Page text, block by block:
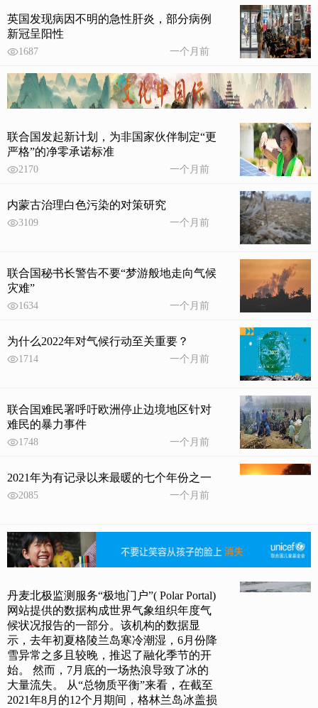
英国发现病因不明的急性肝炎，部分病例
新冠呈阳性
1687 一个月前
联合国发起新计划，为非国家伙伴制定“更
严格”的净零承诺标准
2170 一个月前
内蒙古治理白色污染的对策研究
3109 一个月前
联合国秘书长警告不要“梦游般地走向气候
灾难”
1634 一个月前
为什么2022年对气候行动至关重要？
1714 一个月前
联合国难民署呼吁欧洲停止边境地区针对
难民的暴力事件
1748 一个月前
2021年为有记录以来最暖的七个年份之一
2085 一个月前
丹麦北极监测服务“极地门户”( Polar Portal)
网站提供的数据构成世界气象组织年度气
候状况报告的一部分。该机构的数据显
示，去年初夏格陵兰岛寒冷潮湿，6月份降
雪异常之多且较晚，推迟了融化季节的开
始。 然而，7月底的一场热浪导致了冰的
大量流失。 从“总物质平衡”来看，在截至
2021年8月的12个月期间，格林兰岛冰盖损